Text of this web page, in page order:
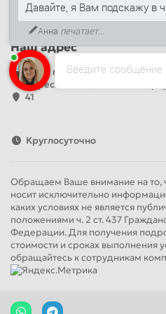
info@sandwichpanelsvspb.ru
Наш адрес
Офис продаж
Адрес: Россия, Санкт-
41
Круглосуточно
Обращаем Ваше внимание на то,
носит исключительно
каких условиях не является
положениями ч. 2 ст. 437
Федерации. Для получения
стоимости и сроках выполнения
обращайтесь к сотрудникам
Введите сообщение
Давайте, я Вам подскажу в
Анна печатает...